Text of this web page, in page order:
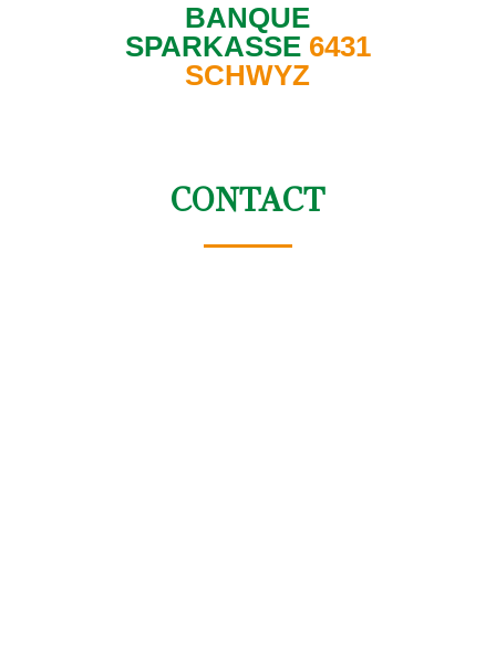
BANQUE
SPARKASSE 6431
SCHWYZ
CONTACT